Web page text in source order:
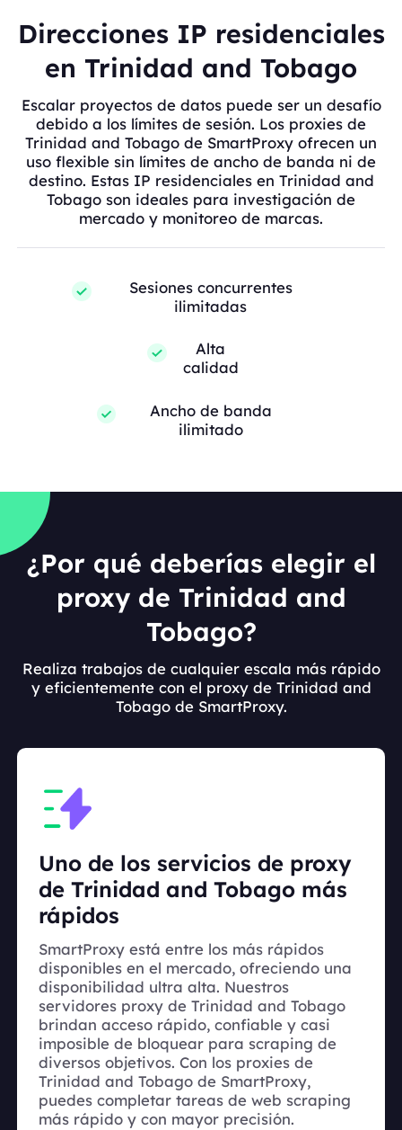
Direcciones IP residenciales
en Trinidad and Tobago
Escalar proyectos de datos puede ser un desafío
debido a los límites de sesión. Los proxies de
Trinidad and Tobago de SmartProxy ofrecen un
uso flexible sin límites de ancho de banda ni de
destino. Estas IP residenciales en Trinidad and
Tobago son ideales para investigación de
mercado y monitoreo de marcas.
Sesiones concurrentes
ilimitadas
Alta
calidad
Ancho de banda
ilimitado
¿Por qué deberías elegir el
proxy de Trinidad and
Tobago?
Realiza trabajos de cualquier escala más rápido
y eficientemente con el proxy de Trinidad and
Tobago de SmartProxy.
Uno de los servicios de proxy
de Trinidad and Tobago más
rápidos
SmartProxy está entre los más rápidos
disponibles en el mercado, ofreciendo una
disponibilidad ultra alta. Nuestros
servidores proxy de Trinidad and Tobago
brindan acceso rápido, confiable y casi
imposible de bloquear para scraping de
diversos objetivos. Con los proxies de
Trinidad and Tobago de SmartProxy,
puedes completar tareas de web scraping
más rápido y con mayor precisión.